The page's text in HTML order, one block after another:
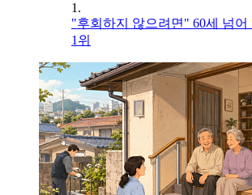
1.
"후회하지 않으려면" 60세 넘
1위